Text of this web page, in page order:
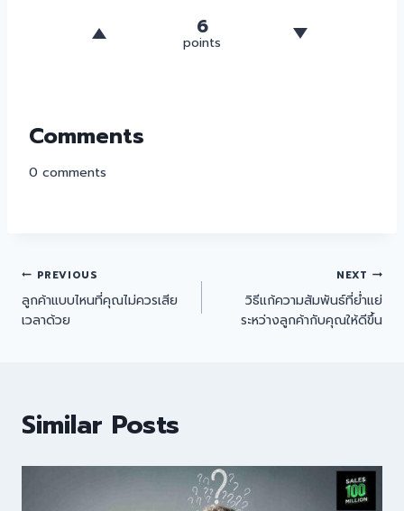
6
points
Comments
0 comments
PREVIOUS
ลูกค้าแบบไหนที่คุณไม่ควรเสีย
เวลาด้วย
NEXT
วิธีแก้ความสัมพันธ์ที่ย่ำแย่
ระหว่างลูกค้ากับคุณให้ดีขึ้น
Similar Posts